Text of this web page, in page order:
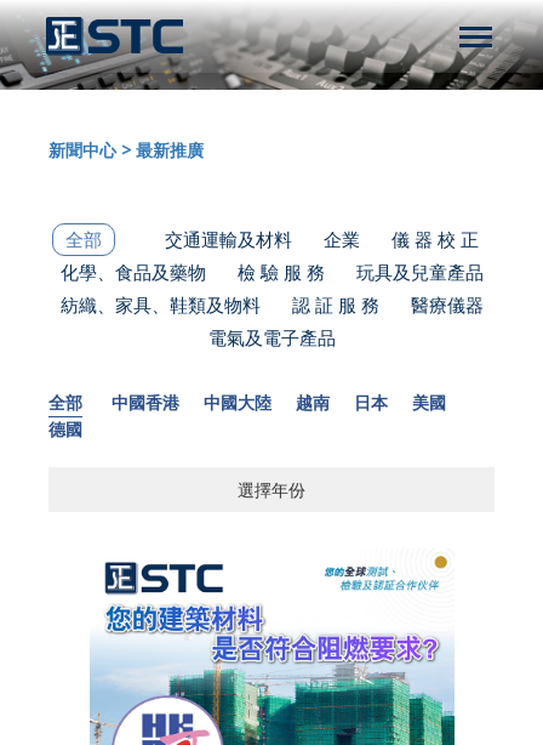
新聞中心 >最新推廣
全部 交通運輸及材料 企業
儀 器 校 正
化學、食品及藥物
檢 驗 服 務
玩具及兒童產品
紡織、家具、鞋類及物料
認 証 服 務
醫療儀器
電氣及電子產品
全部 中國香港 中國大陸 越南 日本
美國
德國
選擇年份
2025
2024
2023